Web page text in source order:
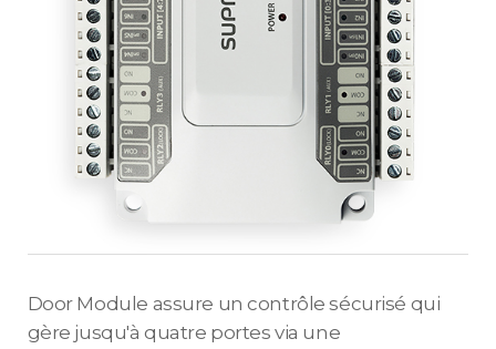
Door Module assure un contrôle sécurisé qui
gère jusqu'à quatre portes via une